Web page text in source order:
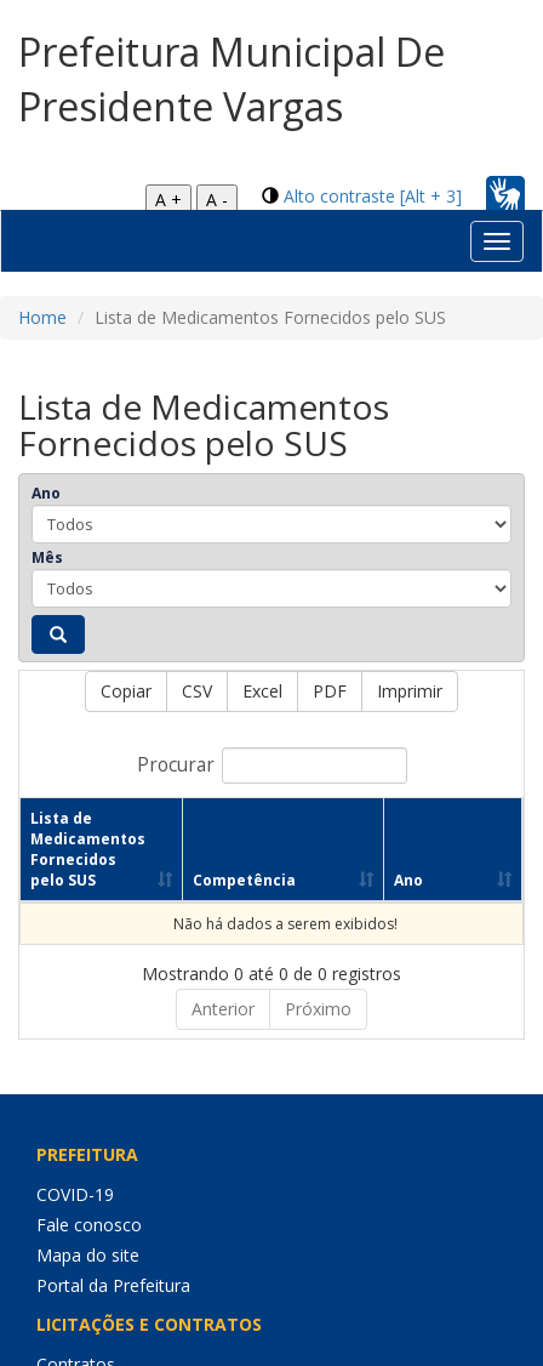
Prefeitura Municipal De
Presidente Vargas
Alto contraste [Alt + 3]
A +
A -
Home Lista de Medicamentos Fornecidos pelo SUS
Lista de Medicamentos
Fornecidos pelo SUS
Ano
Mês
Copiar CSV Excel PDF Imprimir
Procurar
Lista de
Medicamentos
Fornecidos
pelo SUS
Competência Ano
Não há dados a serem exibidos!
Mostrando 0 até 0 de 0 registros
Anterior
Próximo
PREFEITURA
COVID-19
Fale conosco
Mapa do site
Portal da Prefeitura
LICITAÇÕES E CONTRATOS